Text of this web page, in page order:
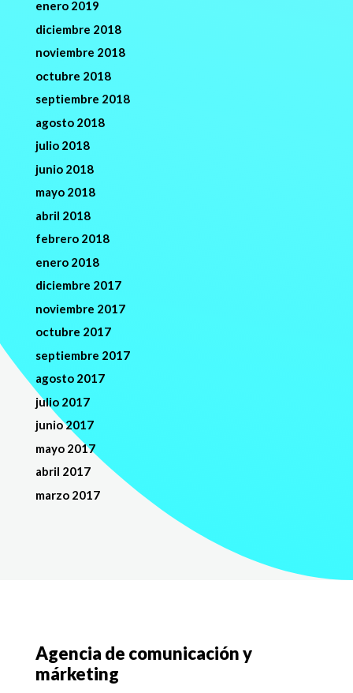
enero 2019
diciembre 2018
noviembre 2018
octubre 2018
septiembre 2018
agosto 2018
julio 2018
junio 2018
mayo 2018
abril 2018
febrero 2018
enero 2018
diciembre 2017
noviembre 2017
octubre 2017
septiembre 2017
agosto 2017
julio 2017
junio 2017
mayo 2017
abril 2017
marzo 2017
Agencia de comunicación y
márketing